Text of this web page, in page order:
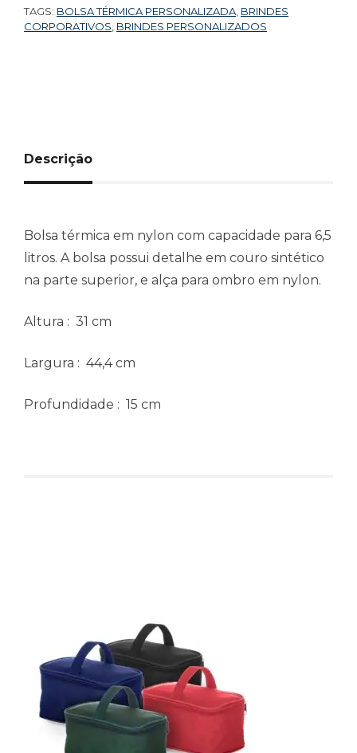
TAGS: BOLSA TÉRMICA PERSONALIZADA BRINDES
CORPORATIVOS BRINDES PERSONALIZADOS
Descrição
Bolsa térmica em nylon com capacidade para 6,5
litros. A bolsa possui detalhe em couro sintético
na parte superior, e alça para ombro em nylon.
Altura : 31 cm
Largura : 44,4 cm
Profundidade : 15 cm